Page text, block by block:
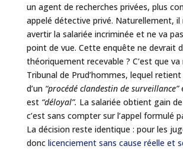
un agent de recherches privées, plus
appelé détective privé. Naturellement, il
avertir la salariée incriminée et ne va
point de vue. Cette enquête ne devrait
théoriquement recevable ? C’est que
Tribunal de Prud’hommes, lequel retient
d’un “procédé clandestin de surveillance”
est “déloyal”. La salariée obtient gain
c’est sans compter sur l’appel formulé
La décision reste identique : pour les
donc licenciement sans cause réelle et